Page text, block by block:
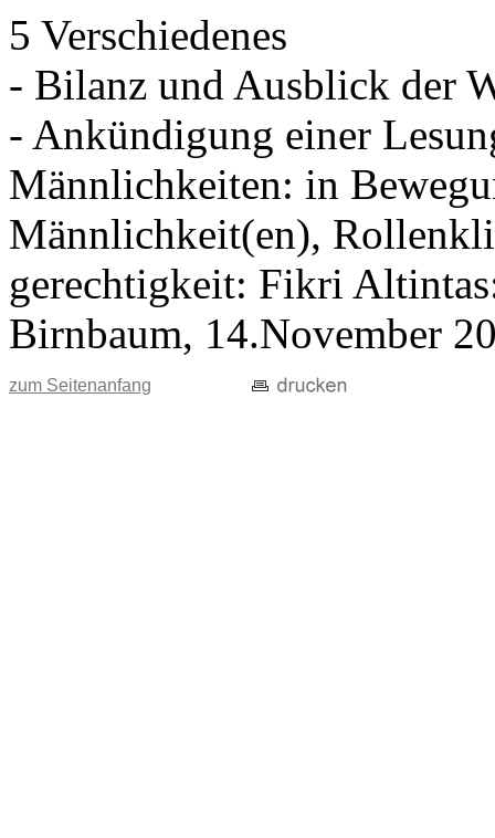
5 Verschiedenes
- Bilanz und Ausblick der
- Ankündigung einer
Männlichkeiten: in
Männlichkeit(en),
gerechtigkeit: Fikri
Birnbaum, 14.November
zum Seitenanfang